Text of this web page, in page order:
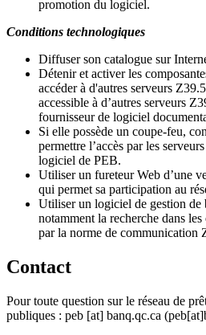
promotion du logiciel.
Conditions technologiques
Diffuser son catalogue sur
Détenir et activer les
accéder à d'autres serveurs
accessible à d’autres serveurs
fournisseur de logiciel
Si elle possède un coupe-feu,
permettre l’accès par les
logiciel de PEB.
Utiliser un fureteur Web d’une
qui permet sa participation au
Utiliser un logiciel de gestion de
notamment la recherche dans
par la norme de communication
Contact
Pour toute question sur le réseau de
publiques : peb [at] banq.qc.ca